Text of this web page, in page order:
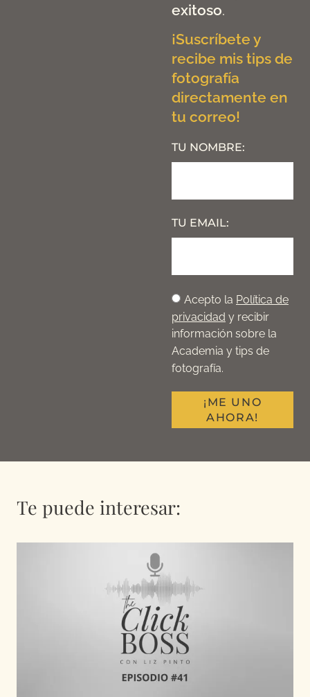
exitoso.
¡Suscríbete y
recibe mis tips de
fotografía
directamente en
tu correo!
TU NOMBRE:
TU EMAIL:
Acepto la Política de
privacidad y recibir
información sobre la
Academia y tips de
fotografía.
¡ME UNO
AHORA!
Te puede interesar: